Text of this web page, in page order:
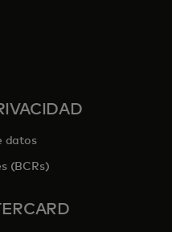
en una pestaña nueva
datos
(BCRs)